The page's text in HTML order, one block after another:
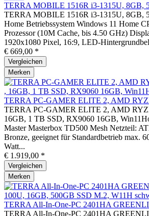
TERRA MOBILE 1516R i3-1315U, 8GB,
TERRA MOBILE 1516R i3-1315U, 8GB,
Home Betriebssystem Windows 11 Home
Prozessor (10M Cache, bis 4.50 GHz)
1920x1080 Pixel, 16:9, LED-
€ 669,00 *
Vergleichen
Merken
TERRA PC-GAMER ELITE 2, AMD
TERRA PC-GAMER ELITE 2, AMD
16GB, 1 TB SSD, RX9060 16GB,
Master Masterbox TD500 Mesh Netzteil:
Bronze, geeignet für Standardbetrieb max.
Watt...
€ 1.919,00 *
Vergleichen
Merken
TERRA All-In-One-PC 2401HA
TERRA All-In-One-PC 2401HA